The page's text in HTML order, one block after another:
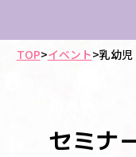
TOP>イベント>乳幼児
セミナ